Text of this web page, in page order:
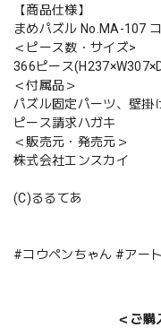
【商品仕様】
まめパズル No.MA-107
＜ピース数・サイズ>
366ピース
＜付属品＞
パズル固定パーツ、壁掛
ピース請求ハガキ
＜販売元・発売元＞
株式会社エンスカイ
(C)るるてあ
#コウペンちゃん #アー
＜ご購